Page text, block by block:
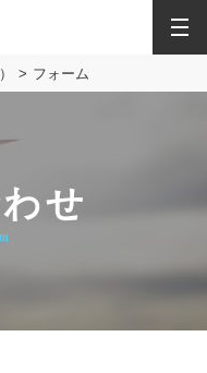
フォーム
せ